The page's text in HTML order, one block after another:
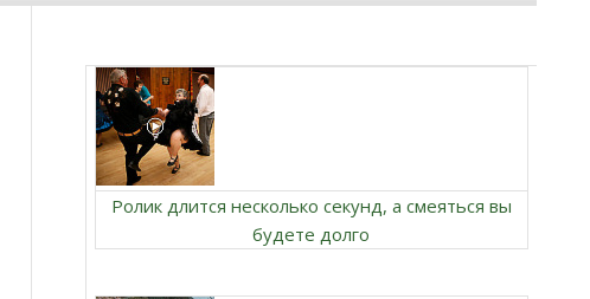
Ролик длится несколько секунд, а смеяться вы
будете долго